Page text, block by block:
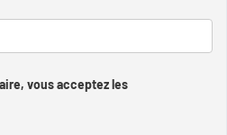
vous acceptez les